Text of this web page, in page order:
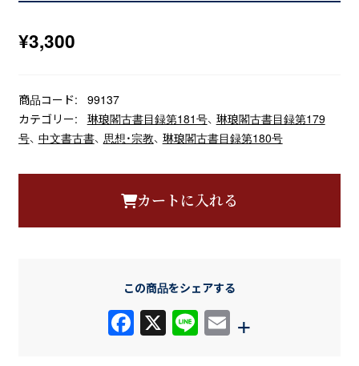
¥3,300
商品コード:
99137
カテゴリー:
琳琅閣古書目録第181号、 琳琅閣古書目録第179
号、 中文書古書、 思想・宗教、 琳琅閣古書目録第180号
カートに入れる
この商品をシェアする
F X Li E
+